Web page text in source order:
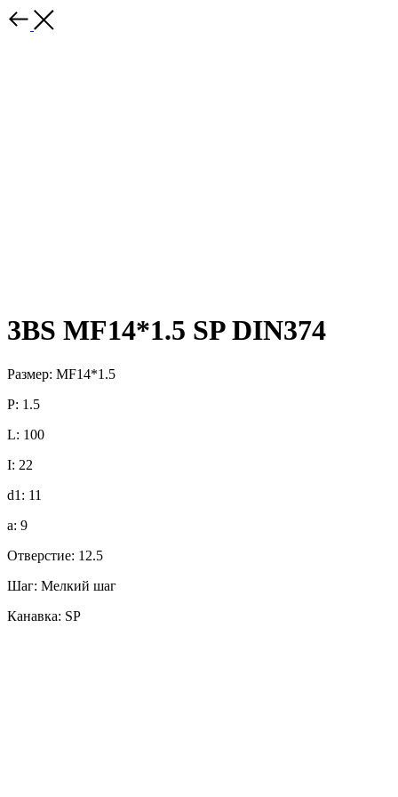
3BS MF14*1.5 SP DIN374
Размер: MF14*1.5
P: 1.5
L: 100
I: 22
d1: 11
a: 9
Отверстие: 12.5
Шаг: Мелкий шаг
Канавка: SP